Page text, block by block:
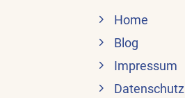
Home
Blog
Impressum
Datenschutz